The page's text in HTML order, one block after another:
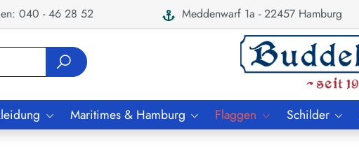
040 - 46 28 52 Meddenwarf 1a - 22457 Hamburg
Maritimes & Hamburg Flaggen Schilder